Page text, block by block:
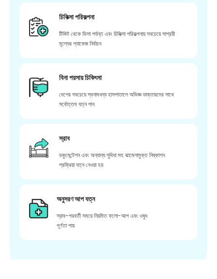
চিকিত্সা পরিকল্পনা
টিকিট থেকে ভিসা পর্যন্ত এবং চিকিত্সা পরিকল্পনায় সবচেয়ে সাশ্রয়ী
মূল্যের প্যাকেজ নির্বাচন
বিনা পয়সায় চিকিৎসা
দেশের সবচেয়ে স্বনামধন্য হাসপাতালে অভিজ্ঞ ডাক্তারদের সাথে
সর্বোত্তম যত্ন পান
স্রাব
ডকুমেন্টেশন এবং অন্যান্য সুবিধা সহ ঝামেলামুক্ত নিষ্কাশন
প্রক্রিয়া যত্ন নেওয়া হয়
অনুসরণ আপ যত্ন
স্রাব-পরবর্তী সময়ে নিয়মিত ফলো-আপ এবং ওষুধ
পূর্ণতা পায়